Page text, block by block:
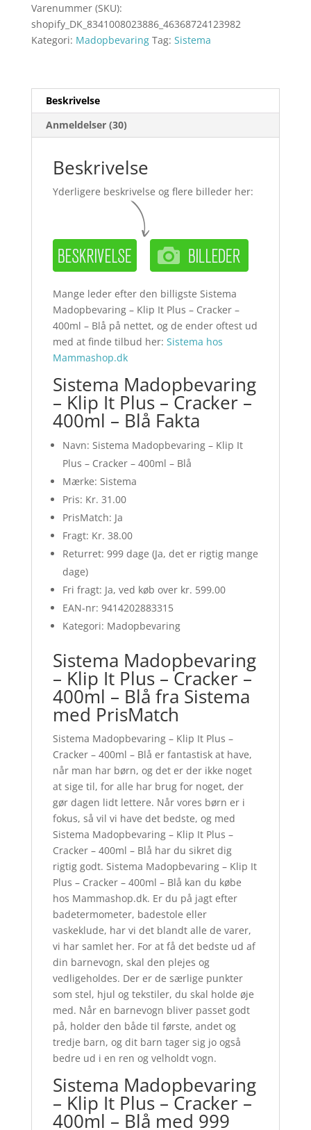
Varenummer (SKU):
shopify_DK_8341008023886_46368724123982
Kategori: Madopbevaring Tag: Sistema
Beskrivelse
Anmeldelser (30)
Beskrivelse
Yderligere beskrivelse og flere billeder her:
Mange leder efter den billigste Sistema
Madopbevaring – Klip It Plus – Cracker –
400ml – Blå på nettet, og de ender oftest ud
med at finde tilbud her: Sistema hos
Mammashop.dk
Sistema Madopbevaring
– Klip It Plus – Cracker –
400ml – Blå Fakta
Navn: Sistema Madopbevaring – Klip It
Plus – Cracker – 400ml – Blå
Mærke: Sistema
Pris: Kr. 31.00
PrisMatch: Ja
Fragt: Kr. 38.00
Returret: 999 dage (Ja, det er rigtig mange
dage)
Fri fragt: Ja, ved køb over kr. 599.00
EAN-nr: 9414202883315
Kategori: Madopbevaring
Sistema Madopbevaring
– Klip It Plus – Cracker –
400ml – Blå fra Sistema
med PrisMatch
Sistema Madopbevaring – Klip It Plus –
Cracker – 400ml – Blå er fantastisk at have,
når man har børn, og det er der ikke noget
at sige til, for alle har brug for noget, der
gør dagen lidt lettere. Når vores børn er i
fokus, så vil vi have det bedste, og med
Sistema Madopbevaring – Klip It Plus –
Cracker – 400ml – Blå har du sikret dig
rigtig godt. Sistema Madopbevaring – Klip It
Plus – Cracker – 400ml – Blå kan du købe
hos Mammashop.dk. Er du på jagt efter
badetermometer, badestole eller
vaskeklude, har vi det blandt alle de varer,
vi har samlet her. For at få det bedste ud af
din barnevogn, skal den plejes og
vedligeholdes. Der er de særlige punkter
som stel, hjul og tekstiler, du skal holde øje
med. Når en barnevogn bliver passet godt
på, holder den både til første, andet og
tredje barn, og dit barn tager sig jo også
bedre ud i en ren og velholdt vogn.
Sistema Madopbevaring
– Klip It Plus – Cracker –
400ml – Blå med 999